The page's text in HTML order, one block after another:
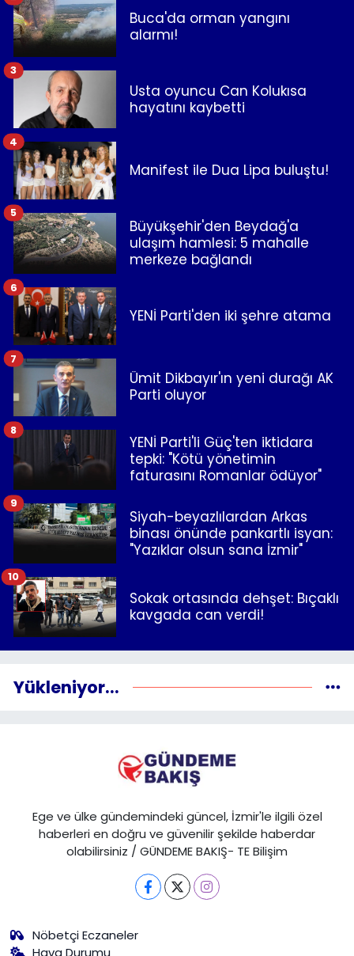
Buca'da orman yangını
alarmı!
Usta oyuncu Can Kolukısa
hayatını kaybetti
3
Manifest ile Dua Lipa buluştu!
4
Büyükşehir'den Beydağ'a
ulaşım hamlesi: 5 mahalle
merkeze bağlandı
5
YENİ Parti'den iki şehre atama
6
Ümit Dikbayır'ın yeni durağı AK
Parti oluyor
7
YENİ Parti'li Güç'ten iktidara
tepki: "Kötü yönetimin
faturasını Romanlar ödüyor"
8
Siyah-beyazlılardan Arkas
binası önünde pankartlı isyan:
"Yazıklar olsun sana İzmir"
9
Sokak ortasında dehşet: Bıçaklı
kavgada can verdi!
10
Yükleniyor...
Ege ve ülke gündemindeki güncel, İzmir'le ilgili özel
haberleri en doğru ve güvenilir şekilde haberdar
olabilirsiniz / GÜNDEME BAKIŞ- TE Bilişim
Nöbetçi Eczaneler
Hava Durumu